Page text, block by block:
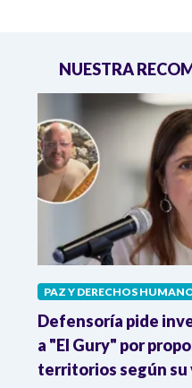
NUESTRA
PAZ Y DERECHOS
Defensoría pide
a "El Gury" por
territorios según su